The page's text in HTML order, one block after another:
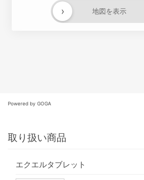
地図を表示
›
Powered by GOGA
取り扱い商品
エクエルタブレット